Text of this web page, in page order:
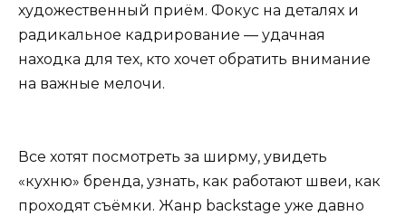
художественный приём. Фокус на деталях и
радикальное кадрирование — удачная
находка для тех, кто хочет обратить внимание
на важные мелочи.
Все хотят посмотреть за ширму, увидеть
«кухню» бренда, узнать, как работают швеи, как
проходят съёмки. Жанр backstage уже давно